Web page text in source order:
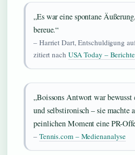
„Es war eine spontane
bereue.“
– Harriet Dart, Entschuldigung
zitiert nach USA Today –
„Boissons Antwort war bewusst
und selbstironisch – sie machte
peinlichen Moment eine PR-
– Tennis.com – Medienanalyse